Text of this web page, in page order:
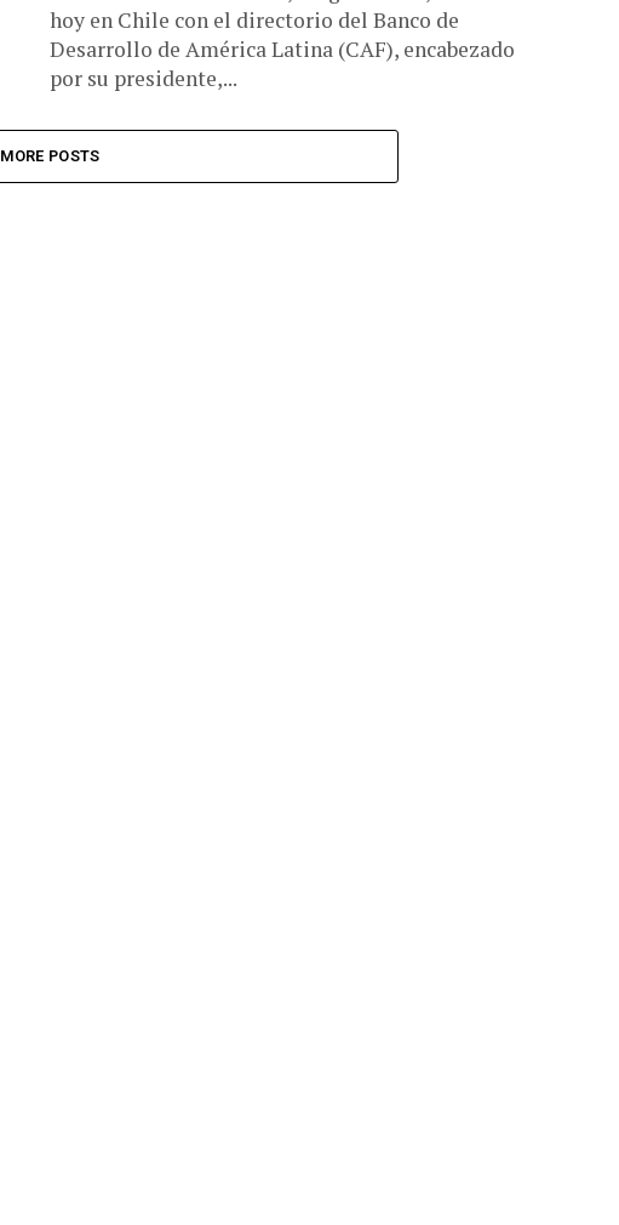
hoy en Chile con el directorio del Banco de
Desarrollo de América Latina (CAF), encabezado
por su presidente,...
MORE POSTS